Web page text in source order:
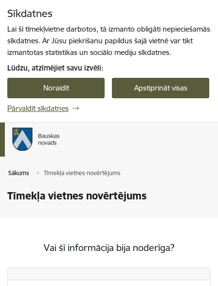
Sīkdatnes
Lai šī tīmekļvietne darbotos, tā izmanto obligāti nepieciešamās
sīkdatnes. Ar Jūsu piekrišanu papildus šajā vietnē var tikt
izmantotas statistikas un sociālo mediju sīkdatnes.
Lūdzu, atzīmējiet savu izvēli:
Noraidīt Apstiprināt visas
Pārvaldīt sīkdatnes
Sākums Tīmekļa vietnes novērtējums
Tīmekļa vietnes novērtējums
Vai šī informācija bija noderīga?
Vai šī informācija bija noderīga?